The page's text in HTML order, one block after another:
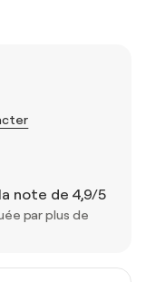
note de 4,9/5
par plus de